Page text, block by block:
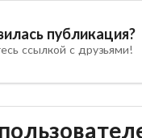
публикация?
ссылкой с друзьями!